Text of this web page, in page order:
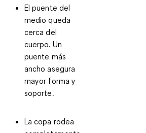
El puente del
medio queda
cerca del
cuerpo. Un
puente más
ancho asegura
mayor forma y
soporte.
La copa rodea